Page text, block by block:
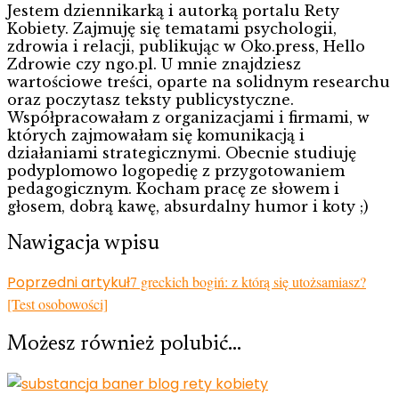
Jestem dziennikarką i autorką portalu Rety
Kobiety. Zajmuję się tematami psychologii,
zdrowia i relacji, publikując w Oko.press, Hello
Zdrowie czy ngo.pl. U mnie znajdziesz
wartościowe treści, oparte na solidnym researchu
oraz poczytasz teksty publicystyczne.
Współpracowałam z organizacjami i firmami, w
których zajmowałam się komunikacją i
działaniami strategicznymi. Obecnie studiuję
podyplomowo logopedię z przygotowaniem
pedagogicznym. Kocham pracę ze słowem i
głosem, dobrą kawę, absurdalny humor i koty ;)
Nawigacja wpisu
Poprzedni artykuł7 greckich bogiń: z którą się utożsamiasz?
[Test osobowości]
Możesz również polubić…